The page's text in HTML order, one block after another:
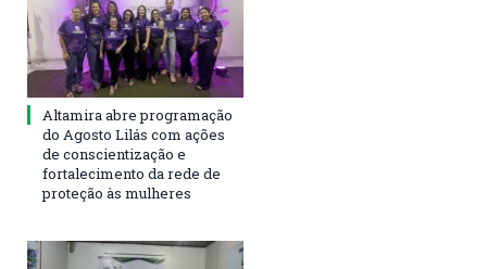
Altamira abre programação
do Agosto Lilás com ações
de conscientização e
fortalecimento da rede de
proteção às mulheres